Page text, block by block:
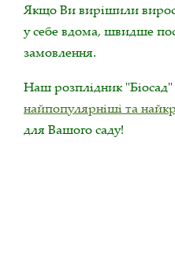
Якщо Ви вирішили
у себе вдома, швидше
замовлення.
Наш розплідник "Біосад"
найпопулярніші та
для Вашого саду!